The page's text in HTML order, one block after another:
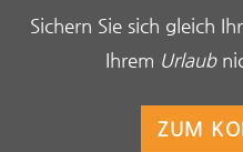
Sichern Sie sich gleich Ihr
Ihrem Urlaub
ZUM